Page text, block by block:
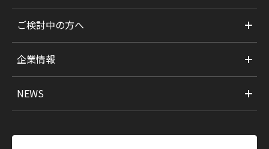
ご検討中の方へ
企業情報
NEWS